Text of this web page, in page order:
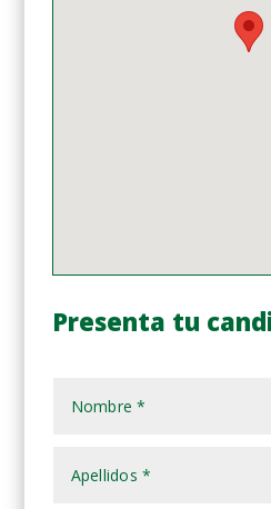
Presenta tu